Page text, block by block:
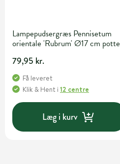
Lampepudsergræs Pennisetum
orientale 'Rubrum' Ø17 cm potte
79,95 kr.
Få leveret
Klik & Hent i 12 centre
Læg i kurv